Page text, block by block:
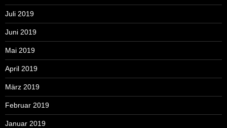
Juli 2019
Juni 2019
Mai 2019
April 2019
März 2019
Februar 2019
Januar 2019